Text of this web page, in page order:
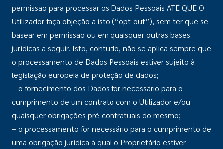
permissão para processar os Dados Pessoais ATÉ QUE O
Utilizador faça objeção a isto (“opt-out”), sem ter que se
basear em permissão ou em quaisquer outras bases
jurídicas a seguir. Isto, contudo, não se aplica sempre que
o processamento de Dados Pessoais estiver sujeito à
legislação europeia de proteção de dados;
– o fornecimento dos Dados for necessário para o
cumprimento de um contrato com o Utilizador e/ou
quaisquer obrigações pré-contratuais do mesmo;
– o processamento for necessário para o cumprimento de
uma obrigação jurídica à qual o Proprietário estiver